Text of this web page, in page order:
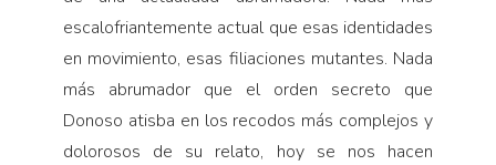
escalofriantemente actual que esas identidades
en movimiento, esas filiaciones mu­tantes. Nada
más abrumador que el orden secreto que
Donoso atisba en los recodos más complejos y
dolo­rosos de su relato, hoy se nos hacen